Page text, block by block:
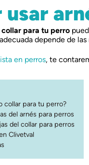
usar
collar para tu perro
depende de
en perros, te
collar para tu perro?
del arnés para perros
del collar para perros
Clivetval